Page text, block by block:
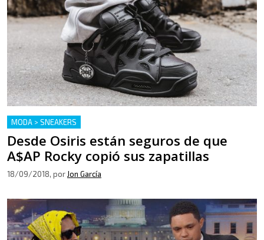
MODA > SNEAKERS
Desde Osiris están seguros de que
A$AP Rocky copió sus zapatillas
18/09/2018, por Jon García